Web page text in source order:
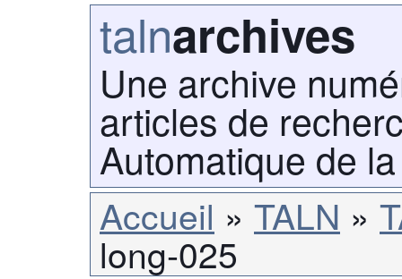
talnarchives
Une archive
articles de
Automatique de
Accueil TALN
long-025